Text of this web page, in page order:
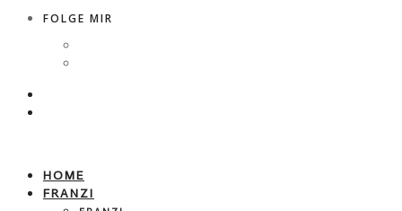
FOLGE MIR
HOME
FRANZI